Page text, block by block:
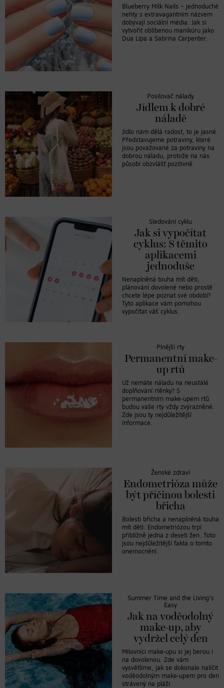
Blueberry Milk Nails – jednoduché
nehty s extravagantním názvem
dobývají sociální média. Jak si
vytvořit oblíbenou manikúru jako
Dua Lipa a Sabrina Carpenter.
Posilovač nálady
Jídlem k dobré
náladě
Jídlo nám dělá radost, to je jasné.
Představujeme potraviny, které
jsou považované za potraviny na
dobrou náladu, protože na nás
působí obzvlášť pozitivně.
Sledování cyklu
Jak si vypočítat
cyklus: S těmito
aplikacemi
jednoduše
Nenaplněná touha mít děti,
plánování dovolené nebo prostě
chcete lépe poznat své období?
Tyto aplikace vám pomohou
vypočítat váš cyklus.
Plnější rty
Permanentní make-
up rtů
Už nemáte náladu na neustálé
doplňování rtěnky? S
permanentním make-upem rtů
budou vaše rty vždy zvýrazněné.
Zde jsou ty nejdůležitější
informace.
Ženské zdraví
Endometrióza může
být příčinou bolesti
břicha
Bolesti břicha a nenaplněná touha
mít děti: Endometriózou trpí
přibližně jedna z deseti žen. Toto
jsou nejdůležitější fakta o tomto
onemocnění.
Summer Time and the Living's
Easy
Jak na voděodolný
make-up, aby
vydržel celý den
Milovníci make-upu si jej berou i
na dovolenou. Zde vám
vysvětlíme, jak se dokonale nalíčit
voděodolným make-upem pro den
strávený na pláži.